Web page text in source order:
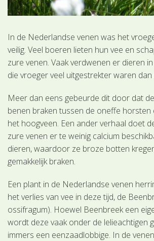
In de Nederlandse venen was het
veilig. Veel boeren lieten hun vee en
zure venen. Vaak verdwenen er dieren
die vroeger veel uitgestrekter waren dan
Meer dan eens gebeurde dit door dat
benen braken tussen de oneffe horsten
het hoogveen. Een ander verhaal doet
zure venen er te weinig calcium
dieren, waardoor ze broze botten
gemakkelijk braken.
Een plant in de Nederlandse venen
het verlies van vee in deze tijd, de
ossifragum). Hoewel Beenbreek een
wordt deze vaak onder de lelieachtigen
immers een eenzaadlobbige. In de